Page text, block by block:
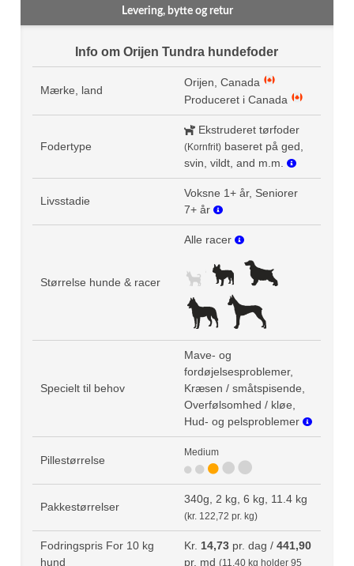
Levering, bytte og retur
Info om Orijen Tundra hundefoder
Mærke, land
Orijen, Canada
Produceret i Canada
Fodertype
Ekstruderet tørfoder
(Kornfrit) baseret på ged,
svin, vildt, and m.m.
Livsstadie
Voksne 1+ år, Seniorer
7+ år
Størrelse hunde & racer
Alle racer
Specielt til behov
Mave- og
fordøjelsesproblemer,
Kræsen / småtspisende,
Overfølsomhed / kløe,
Hud- og pelsproblemer
Pillestørrelse
Medium
Pakkestørrelser
340g, 2 kg, 6 kg, 11.4 kg
(kr. 122,72 pr. kg)
Fodringspris For 10 kg
hund
Kr. 14,73 pr. dag /441,90
pr. md(11,40 kg holder 95